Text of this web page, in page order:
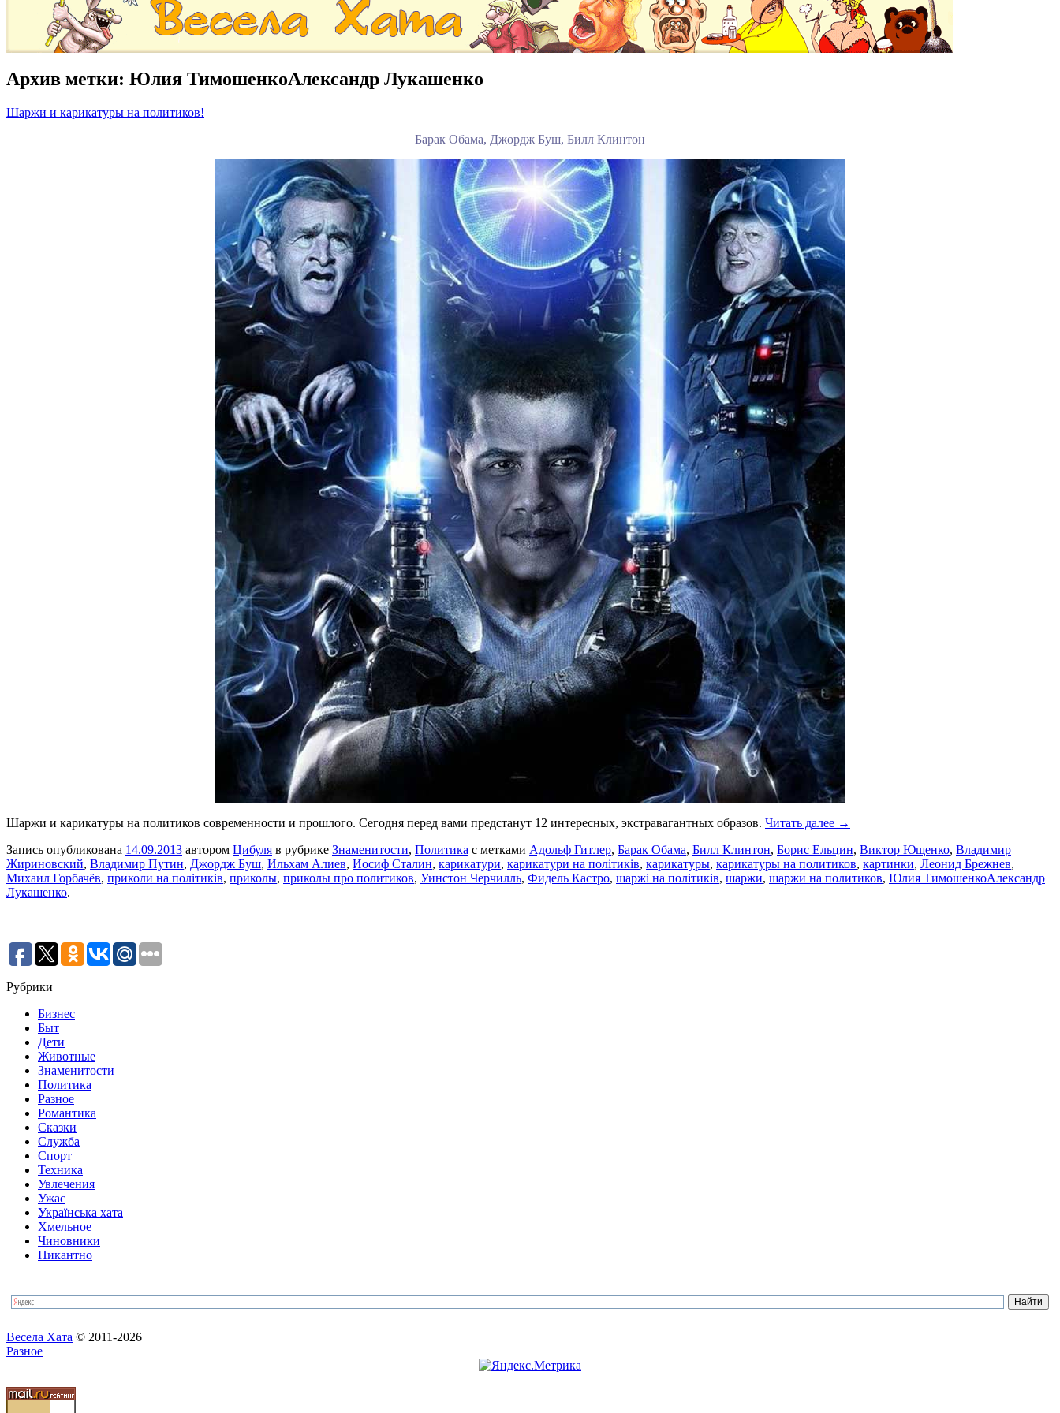
Архив метки: Юлия ТимошенкоАлександр Лукашенко
Шаржи и карикатуры на политиков!
Барак Обама, Джордж Буш, Билл Клинтон
Шаржи и карикатуры на политиков современности и прошлого. Сегодня перед вами предстанут 12 интересных, экстравагантных образов. Читать далее →
Запись опубликована 14.09.2013 автором Цибуля в рубрике Знаменитости, Политика с метками Адольф Гитлер, Барак Обама, Билл Клинтон, Борис Ельцин, Виктор Ющенко, Владимир
Жириновский, Владимир Путин, Джордж Буш, Ильхам Алиев, Иосиф Сталин, карикатури, карикатури на політиків, карикатуры, карикатуры на политиков, картинки, Леонид Брежнев,
Михаил Горбачёв, приколи на політиків, приколы, приколы про политиков, Уинстон Черчилль, Фидель Кастро, шаржі на політиків, шаржи, шаржи на политиков, Юлия ТимошенкоАлександр
Лукашенко.
Рубрики
Бизнес
Быт
Дети
Животные
Знаменитости
Политика
Разное
Романтика
Сказки
Служба
Спорт
Техника
Увлечения
Ужас
Українська хата
Хмельное
Чиновники
Пикантно
Весела Хата © 2011-2026
Разное